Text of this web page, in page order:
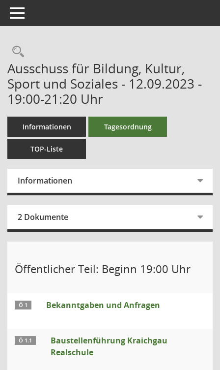
Toggle navigation
Ausschuss für Bildung, Kultur,
Sport und Soziales - 12.09.2023 -
19:00-21:20 Uhr
Informationen Tagesordnung
TOP-Liste
Informationen
2 Dokumente
Öffentlicher Teil: Beginn 19:00 Uhr
Ö 1 Bekanntgaben und Anfragen
Ö 1.1
Baustellenführung Kraichgau
Realschule